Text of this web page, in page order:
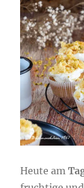
Heute am